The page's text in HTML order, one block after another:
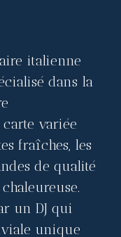
italienne
dans la
variée
fraîches, les
de qualité
un DJ qui
unique